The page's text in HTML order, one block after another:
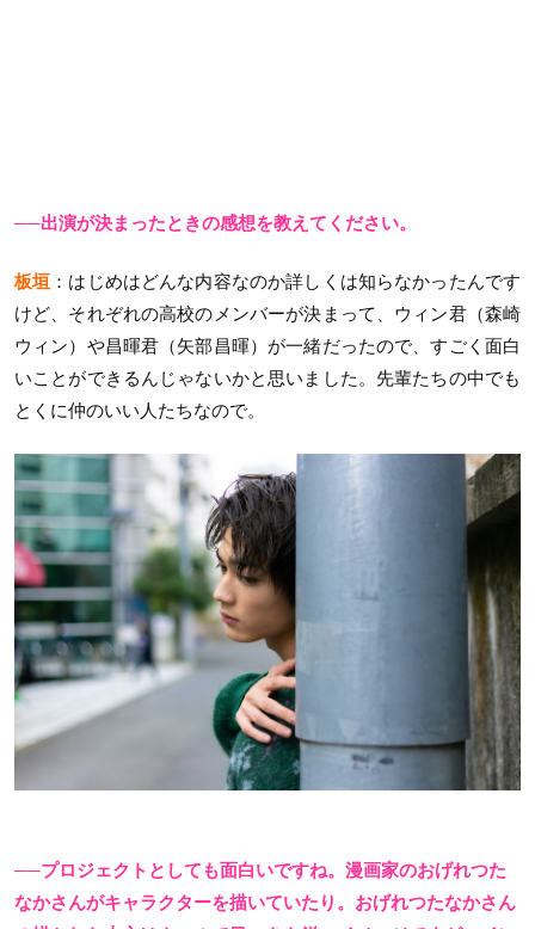
──出演が決まったときの感想を教えてください。
板垣 ：はじめはどんな内容なのか詳しくは知らなかったんです
けど、それぞれの高校のメンバーが決まって、ウィン君（森崎
ウィン）や昌暉君（矢部昌暉）が一緒だったので、すごく面白
いことができるんじゃないかと思いました。先輩たちの中でも
とくに仲のいい人たちなので。
──プロジェクトとしても面白いですね。漫画家のおげれつた
なかさんがキャラクターを描いていたり。おげれつたなかさん